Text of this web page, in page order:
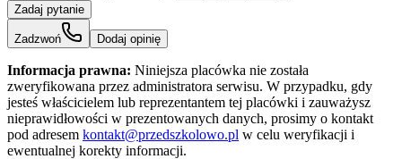
Zadaj pytanie
Zadzwoń Dodaj opinię
Informacja prawna: Niniejsza placówka nie została
zweryfikowana przez administratora serwisu. W przypadku, gdy
jesteś właścicielem lub reprezentantem tej placówki i zauważysz
nieprawidłowości w prezentowanych danych, prosimy o kontakt
pod adresem kontakt@przedszkolowo.pl w celu weryfikacji i
ewentualnej korekty informacji.